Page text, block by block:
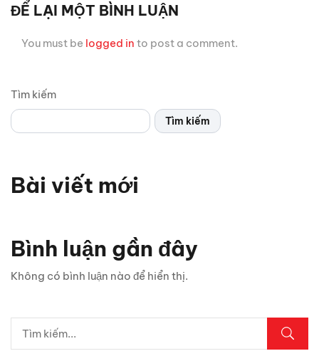
Tìm kiếm
Tìm kiếm
Bài viết mới
Bình luận gần đây
Không có bình luận nào để hiển thị.
ĐỂ LẠI MỘT BÌNH LUẬN
You must be logged in to post a comment.